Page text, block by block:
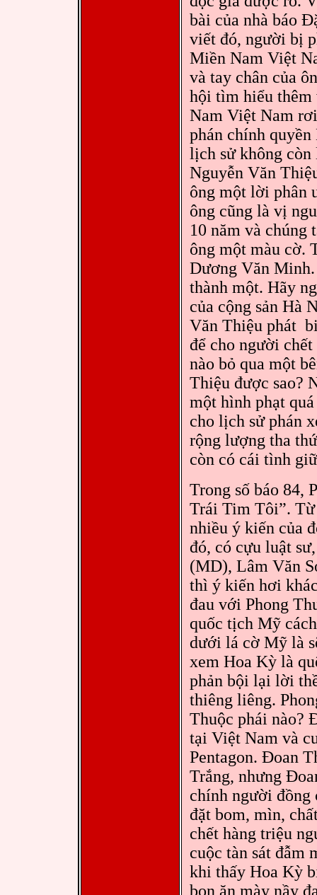
bài của nhà báo
viết đó, người bị
Miền Nam Việt
và tay chân của
hội tìm hiểu thêm
Nam Việt Nam
phán chính
lịch sử không
Nguyễn Văn
ông một lời phân
ông cũng là vị
10 năm và chúng
ông một màu cờ.
Dương Văn
thành một. Hãy
của cộng sản Hà
Văn Thiệu phát
để cho người
nào bỏ qua một
Thiệu được sao?
một hình phạt
cho lịch sử phán
rộng lượng tha
còn có cái tình
Trong số báo 84,
Trái Tim Tôi”. Từ
nhiều ý kiến của
đó, có cựu luật
(MD), Lâm Văn
thì ý kiến hơi
đau với Phong
quốc tịch Mỹ
dưới lá cờ Mỹ là
xem Hoa Kỳ là
phản bội lại lời
thiêng liêng.
Thuộc phái nào?
tại Việt Nam và
Pentagon. Đoan
Trắng, nhưng
chính người đồng
đặt bom, mìn,
chết hàng triệu
cuộc tàn sát đẫm
khi thấy Hoa Kỳ
bọn ăn mày nầy